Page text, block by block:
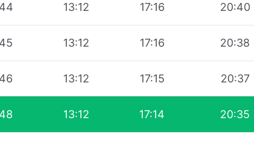
13:12 17:16 20:40
13:12 17:16 20:38
13:12 17:15 20:37
13:12 17:14 20:35